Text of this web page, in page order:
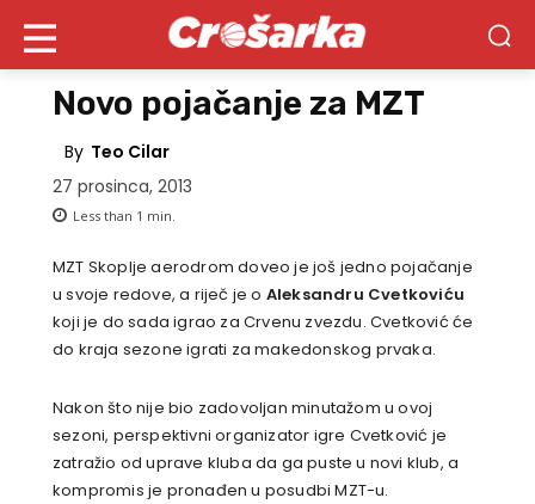
Novo pojačanje za MZT
By Teo Cilar
27 prosinca, 2013
Less than 1 min.
MZT Skoplje aerodrom doveo je još jedno pojačanje
u svoje redove, a riječ je o Aleksandru Cvetkoviću
koji je do sada igrao za Crvenu zvezdu. Cvetković će
do kraja sezone igrati za makedonskog prvaka.
Nakon što nije bio zadovoljan minutažom u ovoj
sezoni, perspektivni organizator igre Cvetković je
zatražio od uprave kluba da ga puste u novi klub, a
kompromis je pronađen u posudbi MZT-u.